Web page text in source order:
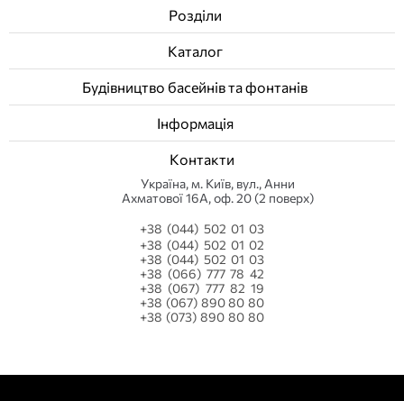
Розділи
Каталог
Будівництво басейнів та фонтанів
Інформація
Контакти
Українa, м. Київ, вул., Анни
Ахматової 16А, оф. 20 (2 поверх)
+38 (044) 502 01 03
+38 (044) 502 01 02
+38 (044) 502 01 03
+38 (066) 777 78 42
+38 (067) 777 82 19
+38 (067) 890 80 80
+38 (073) 890 80 80